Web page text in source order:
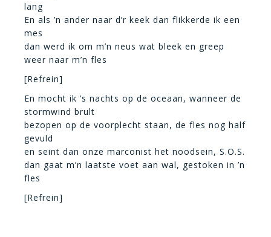
lang
En als ’n ander naar d’r keek dan flikkerde ik een
mes
dan werd ik om m’n neus wat bleek en greep
weer naar m’n fles
[Refrein]
En mocht ik ’s nachts op de oceaan, wanneer de
stormwind brult
bezopen op de voorplecht staan, de fles nog half
gevuld
en seint dan onze marconist het noodsein, S.O.S.
dan gaat m’n laatste voet aan wal, gestoken in ’n
fles
[Refrein]